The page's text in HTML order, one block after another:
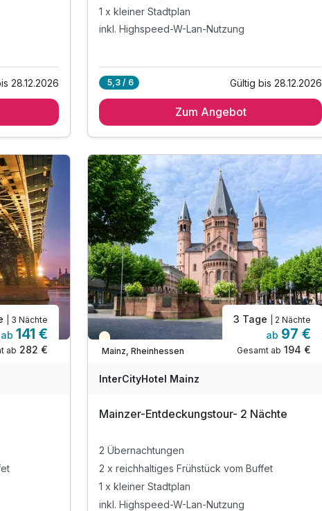
28.12.2026
1 x kleiner Stadtplan
inkl. Highspeed-W-Lan-Nutzung
5,3 / 6 Gültig bis 28.12.2026
Zum Angebot
| 3 Nächte
ab 141 €
ab 282 €
Teilweise ausgelastet
Mainz, Rheinhessen
3 Tage | 2 Nächte
ab 97 €
Gesamt ab 194 €
InterCityHotel Mainz
Mainzer-Entdeckungstour- 2 Nächte
2 Übernachtungen
2 x reichhaltiges Frühstück vom Buffet
1 x kleiner Stadtplan
inkl. Highspeed-W-Lan-Nutzung